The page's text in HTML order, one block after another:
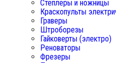
Степлеры и ножницы
Краскопульты
Граверы
Штроборезы
Гайковерты (электро)
Реноваторы
Фрезеры